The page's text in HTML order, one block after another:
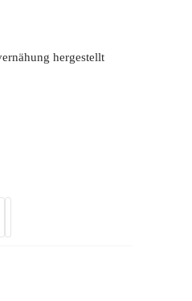
hergestellt